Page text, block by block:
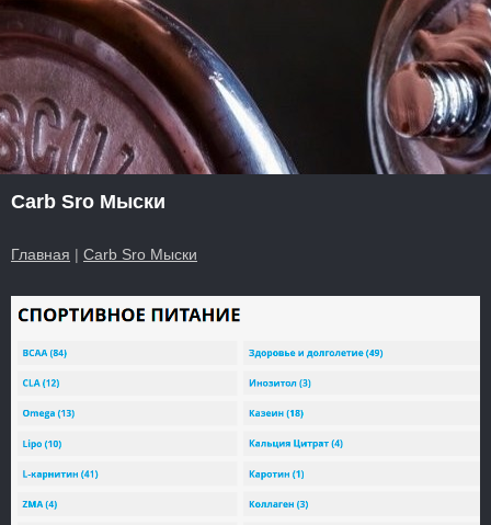
Carb Sro Мыски
Главная | Carb Sro Мыски